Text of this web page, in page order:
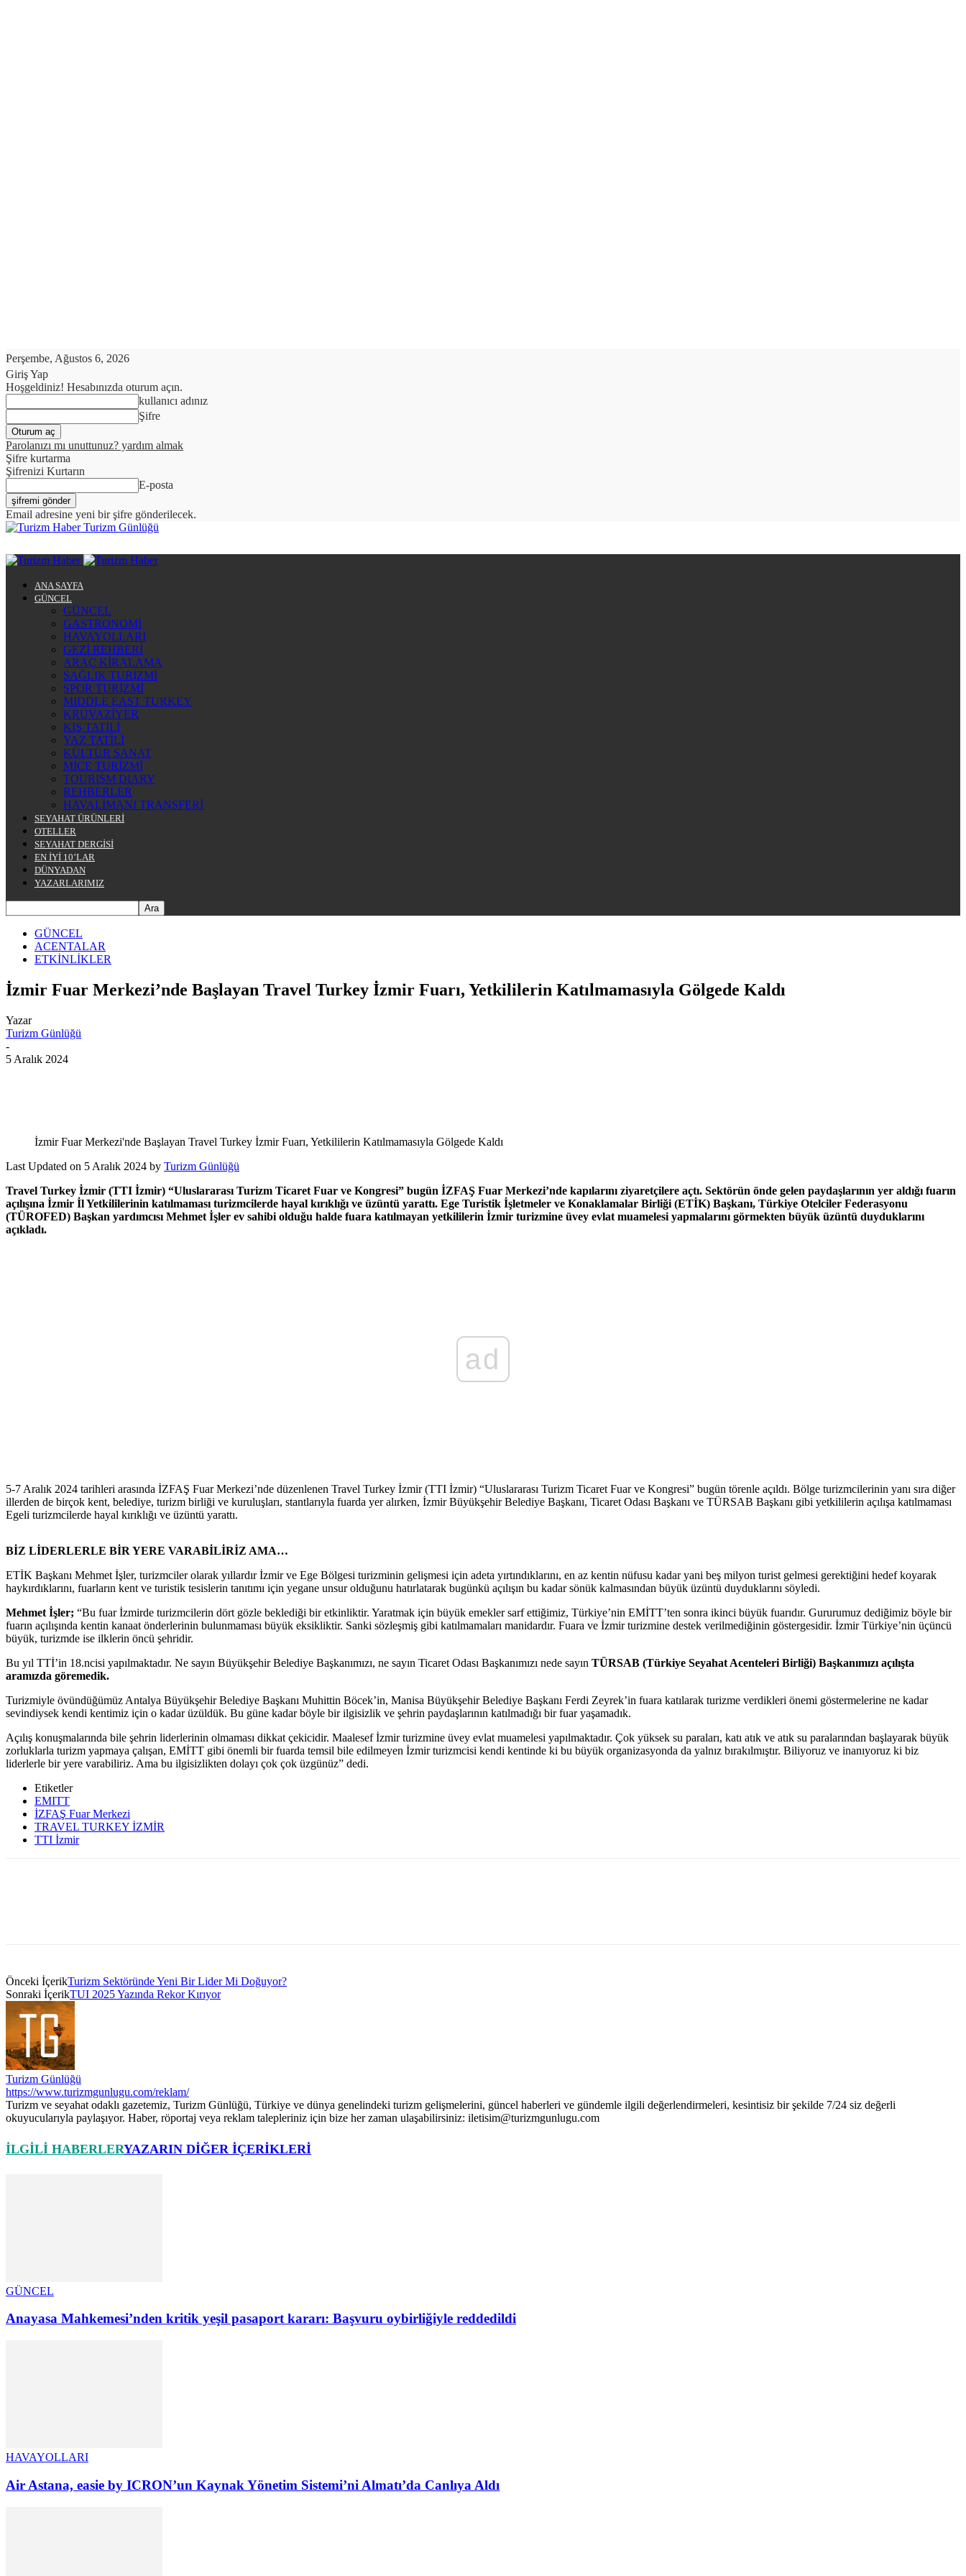
Perşembe, Ağustos 6, 2026
Giriş Yap
Hoşgeldiniz! Hesabınızda oturum açın.
kullanıcı adınız
Şifre
Parolanızı mı unuttunuz? yardım almak
Şifre kurtarma
Şifrenizi Kurtarın
E-posta
Email adresine yeni bir şifre gönderilecek.
Turizm Günlüğü
ANA SAYFA
GÜNCEL
GÜNCEL
GASTRONOMİ
HAVAYOLLARI
GEZİ REHBERİ
ARAÇ KİRALAMA
SAĞLIK TURİZMİ
SPOR TURİZMİ
MIDDLE EAST TURKEY
KRUVAZİYER
KIŞ TATİLİ
YAZ TATİLİ
KÜLTÜR SANAT
MICE TURİZMİ
TOURISM DIARY
REHBERLER
HAVALİMANI TRANSFERİ
SEYAHAT ÜRÜNLERİ
OTELLER
SEYAHAT DERGİSİ
EN İYİ 10’LAR
DÜNYADAN
YAZARLARIMIZ
GÜNCEL
ACENTALAR
ETKİNLİKLER
İzmir Fuar Merkezi’nde Başlayan Travel Turkey İzmir Fuarı, Yetkililerin Katılmamasıyla Gölgede Kaldı
Yazar
Turizm Günlüğü
-
5 Aralık 2024
İzmir Fuar Merkezi'nde Başlayan Travel Turkey İzmir Fuarı, Yetkililerin Katılmamasıyla Gölgede Kaldı
Last Updated on 5 Aralık 2024 by Turizm Günlüğü
Travel Turkey İzmir (TTI İzmir) “Uluslararası Turizm Ticaret Fuar ve Kongresi” bugün İZFAŞ Fuar Merkezi’nde kapılarını ziyaretçilere açtı. Sektörün önde gelen paydaşlarının yer aldığı fuarın
açılışına İzmir İl Yetkililerinin katılmaması turizmcilerde hayal kırıklığı ve üzüntü yarattı. Ege Turistik İşletmeler ve Konaklamalar Birliği (ETİK) Başkanı, Türkiye Otelciler Federasyonu
(TÜROFED) Başkan yardımcısı Mehmet İşler ev sahibi olduğu halde fuara katılmayan yetkililerin İzmir turizmine üvey evlat muamelesi yapmalarını görmekten büyük üzüntü duyduklarını
açıkladı.
ad
5-7 Aralık 2024 tarihleri arasında İZFAŞ Fuar Merkezi’nde düzenlenen Travel Turkey İzmir (TTI İzmir) “Uluslararası Turizm Ticaret Fuar ve Kongresi” bugün törenle açıldı. Bölge turizmcilerinin yanı sıra diğer
illerden de birçok kent, belediye, turizm birliği ve kuruluşları, stantlarıyla fuarda yer alırken, İzmir Büyükşehir Belediye Başkanı, Ticaret Odası Başkanı ve TÜRSAB Başkanı gibi yetkililerin açılışa katılmaması
Egeli turizmcilerde hayal kırıklığı ve üzüntü yarattı.
BİZ LİDERLERLE BİR YERE VARABİLİRİZ AMA…
ETİK Başkanı Mehmet İşler, turizmciler olarak yıllardır İzmir ve Ege Bölgesi turizminin gelişmesi için adeta yırtındıklarını, en az kentin nüfusu kadar yani beş milyon turist gelmesi gerektiğini hedef koyarak
haykırdıklarını, fuarların kent ve turistik tesislerin tanıtımı için yegane unsur olduğunu hatırlatarak bugünkü açılışın bu kadar sönük kalmasından büyük üzüntü duyduklarını söyledi.
Mehmet İşler; “Bu fuar İzmirde turizmcilerin dört gözle beklediği bir etkinliktir. Yaratmak için büyük emekler sarf ettiğimiz, Türkiye’nin EMİTT’ten sonra ikinci büyük fuarıdır. Gururumuz dediğimiz böyle bir
fuarın açılışında kentin kanaat önderlerinin bulunmaması büyük eksikliktir. Sanki sözleşmiş gibi katılmamaları manidardır. Fuara ve İzmir turizmine destek verilmediğinin göstergesidir. İzmir Türkiye’nin üçüncü
büyük, turizmde ise ilklerin öncü şehridir.
Bu yıl TTİ’in 18.ncisi yapılmaktadır. Ne sayın Büyükşehir Belediye Başkanımızı, ne sayın Ticaret Odası Başkanımızı nede sayın TÜRSAB (Türkiye Seyahat Acenteleri Birliği) Başkanımızı açılışta
aramızda göremedik.
Turizmiyle övündüğümüz Antalya Büyükşehir Belediye Başkanı Muhittin Böcek’in, Manisa Büyükşehir Belediye Başkanı Ferdi Zeyrek’in fuara katılarak turizme verdikleri önemi göstermelerine ne kadar
sevindiysek kendi kentimiz için o kadar üzüldük. Bu güne kadar böyle bir ilgisizlik ve şehrin paydaşlarının katılmadığı bir fuar yaşamadık.
Açılış konuşmalarında bile şehrin liderlerinin olmaması dikkat çekicidir. Maalesef İzmir turizmine üvey evlat muamelesi yapılmaktadır. Çok yüksek su paraları, katı atık ve atık su paralarından başlayarak büyük
zorluklarla turizm yapmaya çalışan, EMİTT gibi önemli bir fuarda temsil bile edilmeyen İzmir turizmcisi kendi kentinde ki bu büyük organizasyonda da yalnız bırakılmıştır. Biliyoruz ve inanıyoruz ki biz
liderlerle bir yere varabiliriz. Ama bu ilgisizlikten dolayı çok çok üzgünüz” dedi.
Etiketler
EMITT
İZFAŞ Fuar Merkezi
TRAVEL TURKEY İZMİR
TTI İzmir
Önceki İçerikTurizm Sektöründe Yeni Bir Lider Mi Doğuyor?
Sonraki İçerikTUI 2025 Yazında Rekor Kırıyor
Turizm Günlüğü
https://www.turizmgunlugu.com/reklam/
Turizm ve seyahat odaklı gazetemiz, Turizm Günlüğü, Türkiye ve dünya genelindeki turizm gelişmelerini, güncel haberleri ve gündemle ilgili değerlendirmeleri, kesintisiz bir şekilde 7/24 siz değerli
okuyucularıyla paylaşıyor. Haber, röportaj veya reklam talepleriniz için bize her zaman ulaşabilirsiniz: iletisim@turizmgunlugu.com
İLGILI HABERLERYAZARIN DIĞER İÇERIKLERI
GÜNCEL
Anayasa Mahkemesi’nden kritik yeşil pasaport kararı: Başvuru oybirliğiyle reddedildi
HAVAYOLLARI
Air Astana, easie by ICRON’un Kaynak Yönetim Sistemi’ni Almatı’da Canlıya Aldı